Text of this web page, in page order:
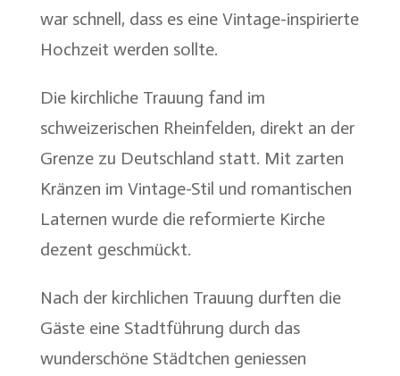
war schnell, dass es eine Vintage-inspirierte
Hochzeit werden sollte.
Die kirchliche Trauung fand im
schweizerischen Rheinfelden, direkt an der
Grenze zu Deutschland statt. Mit zarten
Kränzen im Vintage-Stil und romantischen
Laternen wurde die reformierte Kirche
dezent geschmückt.
Nach der kirchlichen Trauung durften die
Gäste eine Stadtführung durch das
wunderschöne Städtchen geniessen